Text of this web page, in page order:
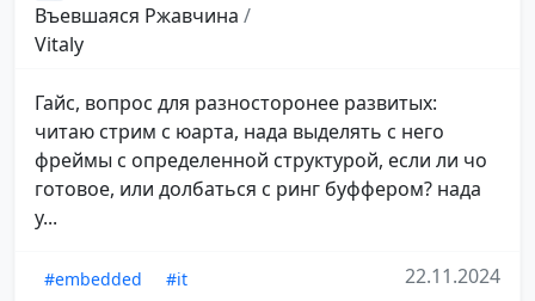
Въевшаяся Ржавчина /
Vitaly
Гайс, вопрос для разносторонее развитых:
читаю стрим с юарта, нада выделять с него
фреймы с определенной структурой, если ли чо
готовое, или долбаться с ринг буффером? нада
у...
#embedded
#it
22.11.2024